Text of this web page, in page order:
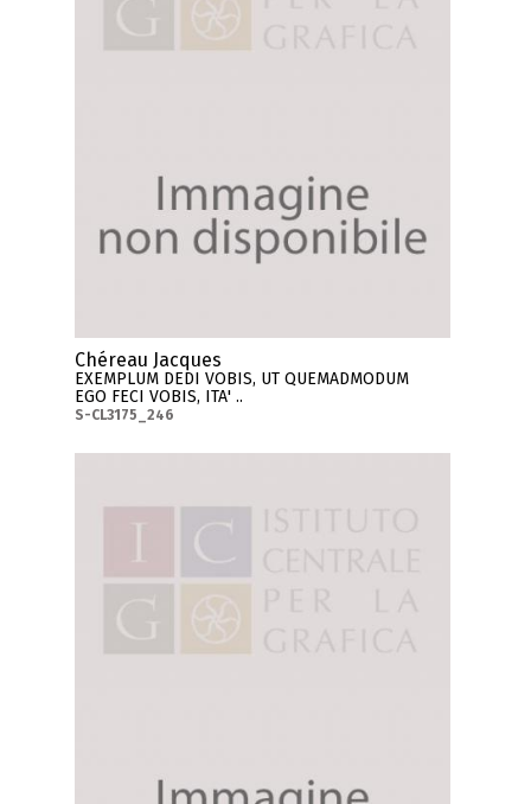
Chéreau Jacques
EXEMPLUM DEDI VOBIS, UT QUEMADMODUM
EGO FECI VOBIS, ITA' ..
S-CL3175_246